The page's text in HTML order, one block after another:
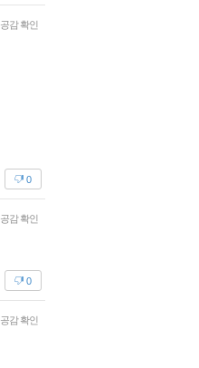
공감 확인
0
공감 확인
0
공감 확인